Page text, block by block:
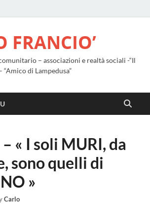
FRANCIO’
– associazioni e realtà sociali -“Il
“Amico di Lampedusa”
« I soli MURI, da
sono quelli di
»
Carlo